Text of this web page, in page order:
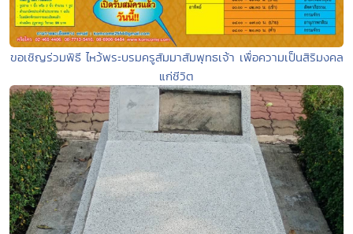
ขอเชิญร่วมพิธี ไหว้พระบรมครูสัมมาสัมพุทธเจ้า เพื่อความเป็นสิริมงคล
แก่ชีวิต